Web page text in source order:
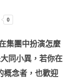
集團中扮演怎麼
同小異，若你在
概念者，也歡迎